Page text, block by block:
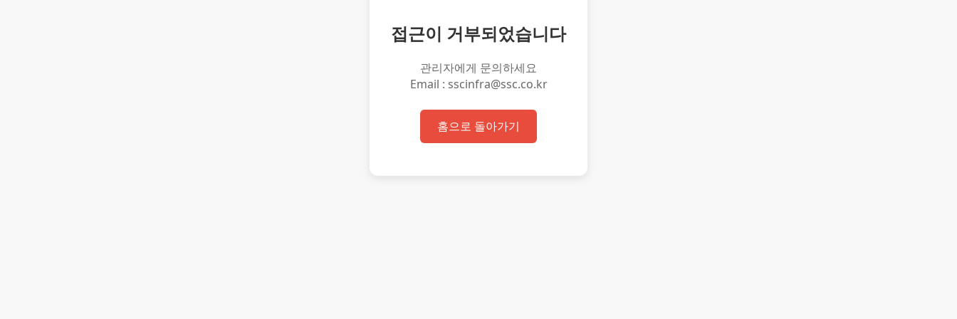
접근이 거부되었습니다
관리자에게 문의하세요
Email : sscinfra@ssc.co.kr
홈으로 돌아가기